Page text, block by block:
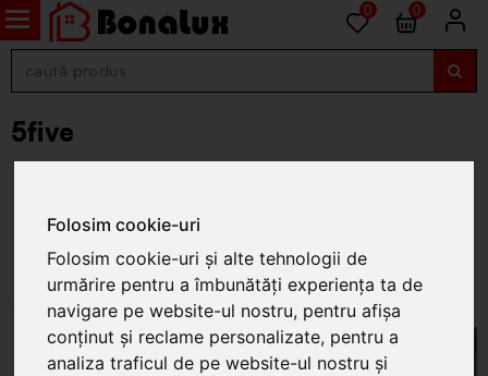
Folosim cookie-uri
Folosim cookie-uri și alte tehnologii de
urmărire pentru a îmbunătăți experiența ta de
navigare pe website-ul nostru, pentru afișa
conținut și reclame personalizate, pentru a
analiza traficul de pe website-ul nostru și
0 0
5five